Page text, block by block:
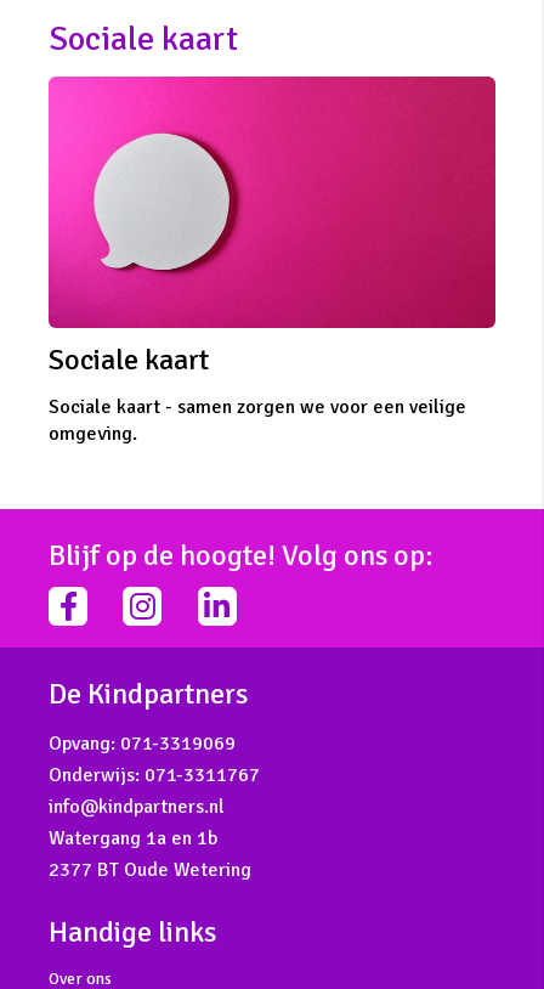
Sociale kaart
Sociale kaart
Sociale kaart - samen zorgen we voor een veilige
omgeving.
Blijf op de hoogte! Volg ons op:
facebook-
f
instagramlinkedin-
in
De Kindpartners
Opvang: 071-3319069
Onderwijs: 071-3311767
info@kindpartners.nl
Watergang 1a en 1b
2377 BT Oude Wetering
Handige links
Over ons